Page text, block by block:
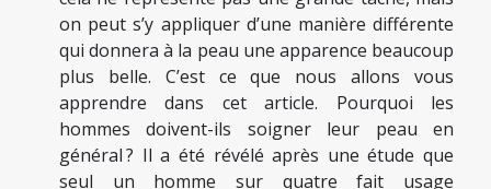
on peut s’y appliquer d’une manière différente
qui donnera à la peau une apparence beaucoup
plus belle. C’est ce que nous allons vous
apprendre dans cet article. Pourquoi les
hommes doivent-ils soigner leur peau en
général ? Il a été révélé après une étude que
seul un homme sur quatre fait usage